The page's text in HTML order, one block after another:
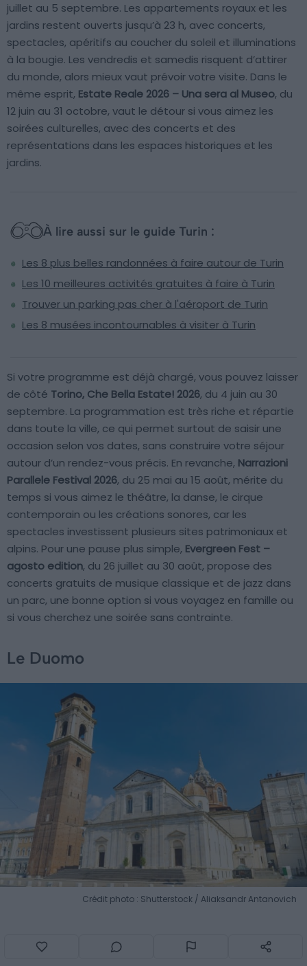
juillet au 5 septembre. Les appartements royaux et les
jardins restent ouverts jusqu’à 23 h, avec concerts,
spectacles, apéritifs au coucher du soleil et illuminations
à la bougie. Les vendredis et samedis risquent d’attirer
du monde, alors mieux vaut prévoir votre visite. Dans le
même esprit, Estate Reale 2026 – Una sera al Museo, du
12 juin au 31 octobre, vaut le détour si vous aimez les
soirées culturelles, avec des concerts et des
représentations dans les espaces historiques et les
jardins.
À lire aussi sur le guide Turin :
Les 8 plus belles randonnées à faire autour de Turin
Les 10 meilleures activités gratuites à faire à Turin
Trouver un parking pas cher à l'aéroport de Turin
Les 8 musées incontournables à visiter à Turin
Si votre programme est déjà chargé, vous pouvez laisser
de côté Torino, Che Bella Estate! 2026, du 4 juin au 30
septembre. La programmation est très riche et répartie
dans toute la ville, ce qui permet surtout de saisir une
occasion selon vos dates, sans construire votre séjour
autour d’un rendez-vous précis. En revanche, Narrazioni
Parallele Festival 2026, du 25 mai au 15 août, mérite du
temps si vous aimez le théâtre, la danse, le cirque
contemporain ou les créations sonores, car les
spectacles investissent plusieurs sites patrimoniaux et
alpins. Pour une pause plus simple, Evergreen Fest –
agosto edition, du 26 juillet au 30 août, propose des
concerts gratuits de musique classique et de jazz dans
un parc, une bonne option si vous voyagez en famille ou
si vous cherchez une soirée sans contrainte.
Le Duomo
Crédit photo : Shutterstock / Aliaksandr Antanovich
passionnés de la Renaissance, venant visiter Turin. La